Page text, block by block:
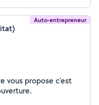
Auto-entrepreneur
vous propose c'est